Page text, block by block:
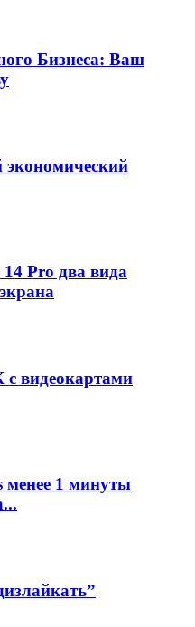
Бизнеса: Ваш
экономический
Pro два вида
видеокартами
менее 1 минуты